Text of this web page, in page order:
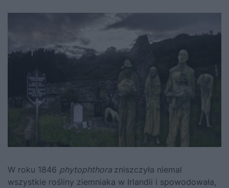
W roku 1846 phytophthora zniszczyła niemal
wszystkie rośliny ziemniaka w Irlandii i spowodowała,